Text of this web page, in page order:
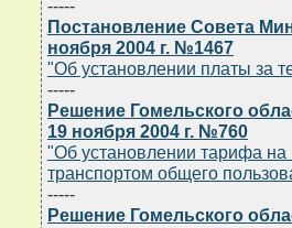
-----
Постановление Совета
ноября 2004 г. №1467
"Об установлении платы за
-----
Решение Гомельского
19 ноября 2004 г. №760
"Об установлении тарифа на
транспортом общего
-----
Решение Гомельского